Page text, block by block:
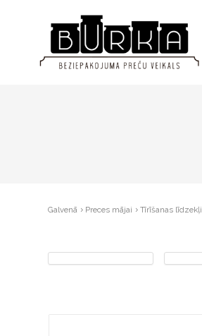
Galvenā Preces mājai Tīrīšanas līdzekļi